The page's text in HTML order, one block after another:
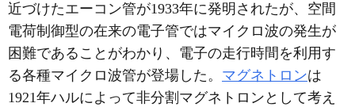
近づけたエーコン管が1933年に発明されたが、空間
電荷制御型の在来の電子管ではマイクロ波の発生が
困難であることがわかり、電子の走行時間を利用す
る各種マイクロ波管が登場した。 マグネトロンは
1921年ハルによって非分割マグネトロンとして考え